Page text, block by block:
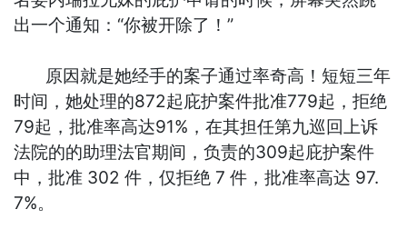
出一个通知：“你被开除了！”
原因就是她经手的案子通过率奇高！短短三年
时间，她处理的872起庇护案件批准779起，拒绝
79起，批准率高达91%，在其担任第九巡回上诉
法院的的助理法官期间，负责的309起庇护案件
中，批准 302 件，仅拒绝 7 件，批准率高达 97.
7%。